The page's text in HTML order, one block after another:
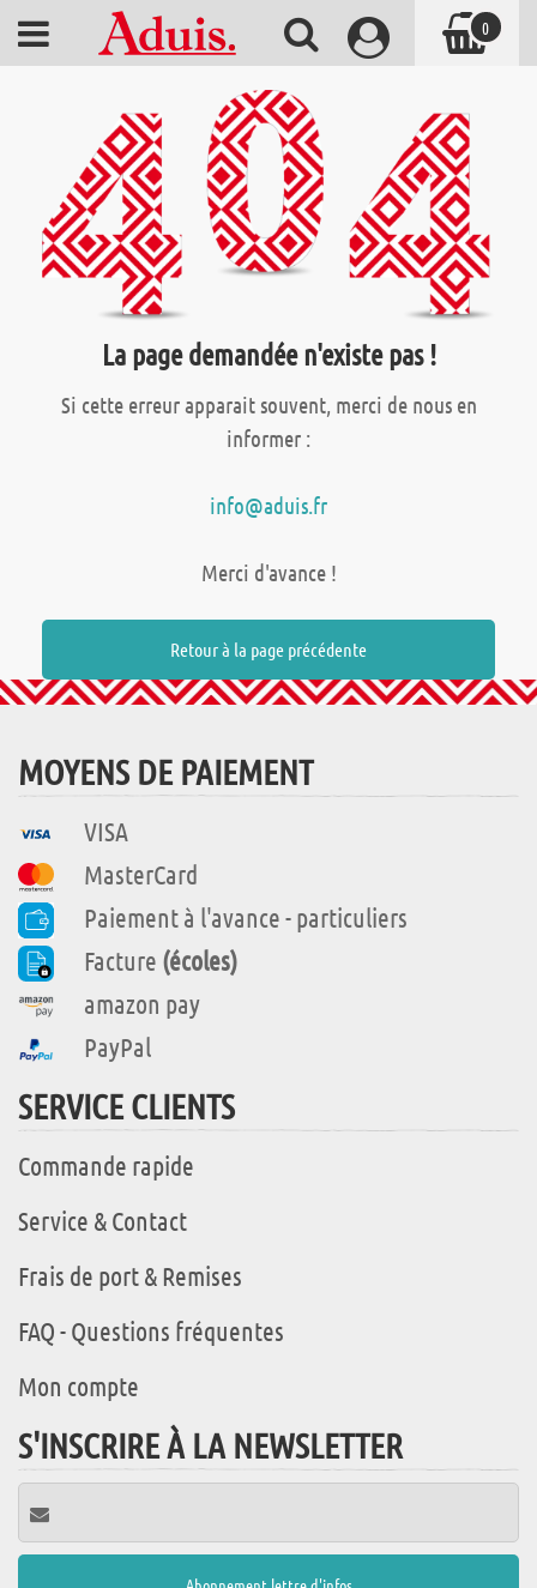
La page demandée n'existe pas !
Si cette erreur apparait souvent, merci de nous en
informer :
info@aduis.fr
Merci d'avance !
Retour à la page précédente
MOYENS DE PAIEMENT
VISA
MasterCard
Paiement à l'avance - particuliers
Facture (écoles)
amazon pay
PayPal
SERVICE CLIENTS
Commande rapide
Service & Contact
Frais de port & Remises
FAQ - Questions fréquentes
Mon compte
S'INSCRIRE À LA NEWSLETTER
0